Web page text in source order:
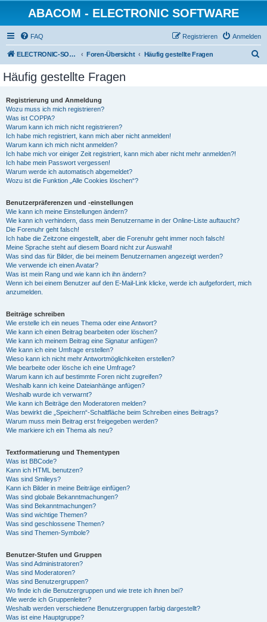
ABACOM - ELECTRONIC SOFTWARE
FAQ Anmelden
Registrieren
ELECTRONIC-SOFWARE-SHOP Foren-Übersicht Häufig gestellte Fragen
Häufig gestellte Fragen
Registrierung und Anmeldung
Wozu muss ich mich registrieren?
Was ist COPPA?
Warum kann ich mich nicht registrieren?
Ich habe mich registriert, kann mich aber nicht anmelden!
Warum kann ich mich nicht anmelden?
Ich habe mich vor einiger Zeit registriert, kann mich aber nicht mehr anmelden?!
Ich habe mein Passwort vergessen!
Warum werde ich automatisch abgemeldet?
Wozu ist die Funktion „Alle Cookies löschen“?
Benutzerpräferenzen und -einstellungen
Wie kann ich meine Einstellungen ändern?
Wie kann ich verhindern, dass mein Benutzername in der Online-Liste auftaucht?
Die Forenuhr geht falsch!
Ich habe die Zeitzone eingestellt, aber die Forenuhr geht immer noch falsch!
Meine Sprache steht auf diesem Board nicht zur Auswahl!
Was sind das für Bilder, die bei meinem Benutzernamen angezeigt werden?
Wie verwende ich einen Avatar?
Was ist mein Rang und wie kann ich ihn ändern?
Wenn ich bei einem Benutzer auf den E-Mail-Link klicke, werde ich aufgefordert, mich
anzumelden.
Beiträge schreiben
Wie erstelle ich ein neues Thema oder eine Antwort?
Wie kann ich einen Beitrag bearbeiten oder löschen?
Wie kann ich meinem Beitrag eine Signatur anfügen?
Wie kann ich eine Umfrage erstellen?
Wieso kann ich nicht mehr Antwortmöglichkeiten erstellen?
Wie bearbeite oder lösche ich eine Umfrage?
Warum kann ich auf bestimmte Foren nicht zugreifen?
Weshalb kann ich keine Dateianhänge anfügen?
Weshalb wurde ich verwarnt?
Wie kann ich Beiträge den Moderatoren melden?
Was bewirkt die „Speichern“-Schaltfläche beim Schreiben eines Beitrags?
Warum muss mein Beitrag erst freigegeben werden?
Wie markiere ich ein Thema als neu?
Textformatierung und Thementypen
Was ist BBCode?
Kann ich HTML benutzen?
Was sind Smileys?
Kann ich Bilder in meine Beiträge einfügen?
Was sind globale Bekanntmachungen?
Was sind Bekanntmachungen?
Was sind wichtige Themen?
Was sind geschlossene Themen?
Was sind Themen-Symbole?
Benutzer-Stufen und Gruppen
Was sind Administratoren?
Was sind Moderatoren?
Was sind Benutzergruppen?
Wo finde ich die Benutzergruppen und wie trete ich ihnen bei?
Wie werde ich Gruppenleiter?
Weshalb werden verschiedene Benutzergruppen farbig dargestellt?
Was ist eine Hauptgruppe?